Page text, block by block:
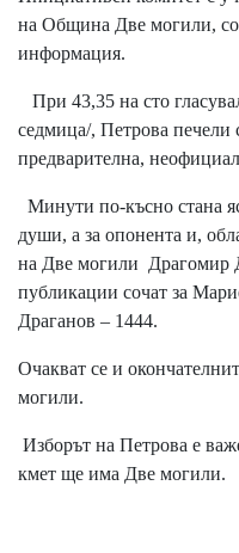
на Община Две могили,
информация.
При 43,35 на сто
седмица/, Петрова печели
предварителна,
Минути по-късно стана
души, а за опонента и,
на Две могили Драгомир
публикации сочат за
Драганов – 1444.
Очакват се и
могили.
Изборът на Петрова е
кмет ще има Две могили.